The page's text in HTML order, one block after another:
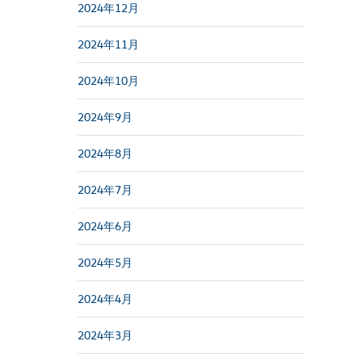
2024年12月
2024年11月
2024年10月
2024年9月
2024年8月
2024年7月
2024年6月
2024年5月
2024年4月
2024年3月